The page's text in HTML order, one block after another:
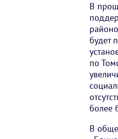
В
будет
по
более
В